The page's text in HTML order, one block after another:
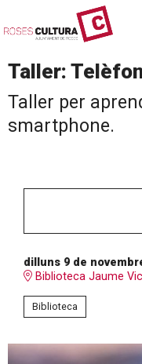
Taller:
Taller per
smartphone.
dilluns 9 de
Biblioteca Jaume
Biblioteca